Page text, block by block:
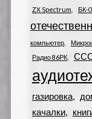
ZX Spectrum БК-
компьютер
Радио 86РК
газировка
качалки